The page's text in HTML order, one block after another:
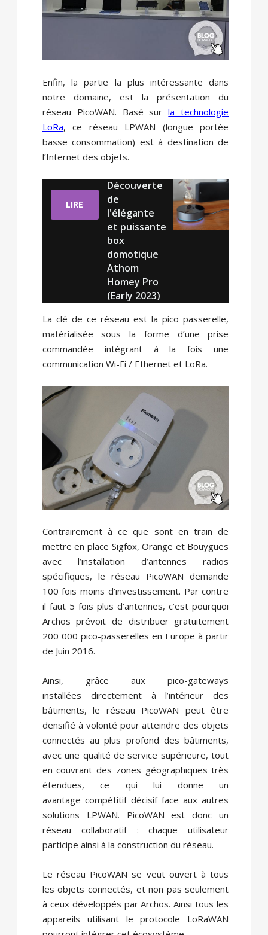
Enfin, la partie la plus intéressante dans
notre domaine, est la présentation du
réseau PicoWAN. Basé surla technologie
LoRa, ce réseau LPWAN (longue portée
basse consommation) est à destination de
l’Internet des objets.
LIRE
Découverte
de
l'élégante
et puissante
box
domotique
Athom
Homey Pro
(Early 2023)
La clé de ce réseau est la pico passerelle,
matérialisée sous la forme d’une prise
commandée intégrant à la fois une
communication Wi-Fi / Ethernet et LoRa.
Contrairement à ce que sont en train de
mettre en place Sigfox, Orange et Bouygues
avec l’installation d’antennes radios
spécifiques, le réseau PicoWAN demande
100 fois moins d’investissement. Par contre
il faut 5 fois plus d’antennes, c’est pourquoi
Archos prévoit de distribuer gratuitement
200 000 pico-passerelles en Europe à partir
de Juin 2016.
Ainsi, grâce aux pico-gateways
installées directement à l’intérieur des
bâtiments, le réseau PicoWAN peut être
densifié à volonté pour atteindre des objets
connectés au plus profond des bâtiments,
avec une qualité de service supérieure, tout
en couvrant des zones géographiques très
étendues, ce qui lui donne un
avantage compétitif décisif face aux autres
solutions LPWAN. PicoWAN est donc un
réseau collaboratif : chaque utilisateur
participe ainsi à la construction du réseau.
Le réseau PicoWAN se veut ouvert à tous
les objets connectés, et non pas seulement
à ceux développés par Archos. Ainsi tous les
appareils utilisant le protocole LoRaWAN